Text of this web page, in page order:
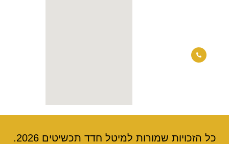
הזכויות שמורות למיטל חדד תכשיטים 2026.